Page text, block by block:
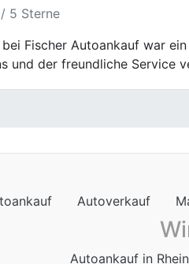
5 Sterne
Autoankauf war
Autoverkauf
Autoankauf in